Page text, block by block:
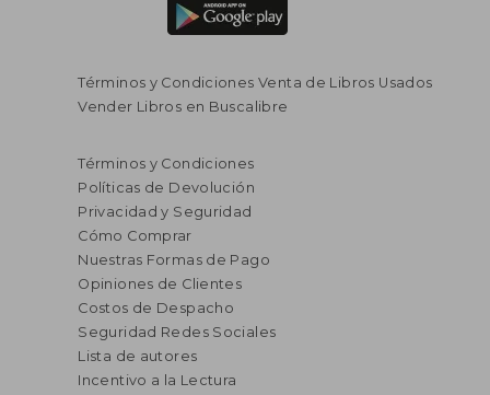
Términos y Condiciones Venta de Libros Usados
Vender Libros en Buscalibre
Términos y Condiciones
Políticas de Devolución
Privacidad y Seguridad
Cómo Comprar
Nuestras Formas de Pago
Opiniones de Clientes
Costos de Despacho
Seguridad Redes Sociales
Lista de autores
Incentivo a la Lectura